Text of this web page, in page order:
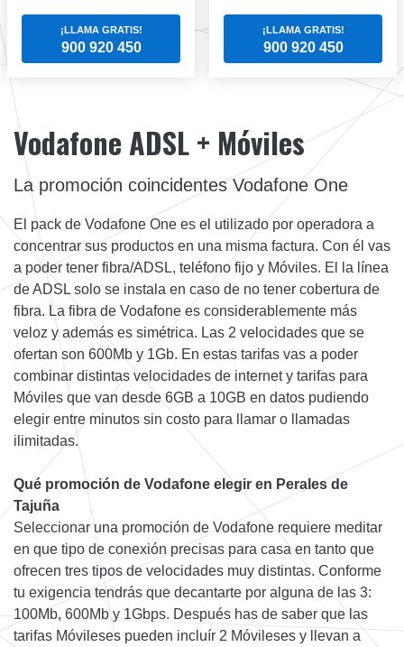
¡LLAMA GRATIS!
900 920 450
¡LLAMA GRATIS!
900 920 450
Vodafone ADSL + Móviles
La promoción coincidentes Vodafone One
El pack de Vodafone One es el utilizado por operadora a
concentrar sus productos en una misma factura. Con él vas
a poder tener fibra/ADSL, teléfono fijo y Móviles. El la línea
de ADSL solo se instala en caso de no tener cobertura de
fibra. La fibra de Vodafone es considerablemente más
veloz y además es simétrica. Las 2 velocidades que se
ofertan son 600Mb y 1Gb. En estas tarifas vas a poder
combinar distintas velocidades de internet y tarifas para
Móviles que van desde 6GB a 10GB en datos pudiendo
elegir entre minutos sin costo para llamar o llamadas
ilimitadas.
Qué promoción de Vodafone elegir en Perales de
Tajuña
Seleccionar una promoción de Vodafone requiere meditar
en que tipo de conexión precisas para casa en tanto que
ofrecen tres tipos de velocidades muy distintas. Conforme
tu exigencia tendrás que decantarte por alguna de las 3:
100Mb, 600Mb y 1Gbps. Después has de saber que las
tarifas Móvileses pueden incluír 2 Móvileses y llevan a